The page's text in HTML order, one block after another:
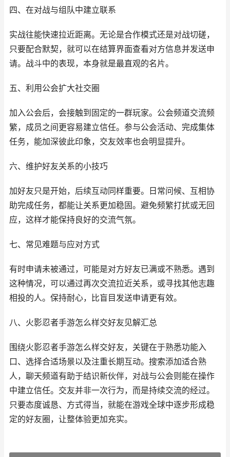
四、在对战与组队中建立联系
实战往能快速拉近距离。无论是合作模式还是对战切磋，
只要配合默契，就可以在结算界面查看对方信息并发送申
请。战斗中的表现，本身就是最直观的名片。
五、利用公会扩大社交圈
加入公会后，会接触到固定的一群玩家。公会频道交流频
繁，成员之间更容易建立信任。参与公会活动、完成集体
任务，能加深彼此印象，交友效率也会明显提升。
六、维护好友关系的小技巧
加好友只是开始，后续互动同样重要。日常问候、互相协
助完成任务，都能让关系更加稳固。避免频繁打扰或无回
应，这样才能保持良好的交流气氛。
七、常见难题与应对方式
有时申请未被通过，可能是对方好友已满或不熟悉。遇到
这种情况，可以通过再次交流拉近关系，或寻找其他志趣
相投的人。保持耐心，比盲目发送申请更有效。
八、火影忍者手游怎么样交好友见解汇总
围绕火影忍者手游怎么样交好友，关键在于熟悉功能入
口、选择合适场景以及注重长期互动。搜索添加适合熟
人，聊天频道有助于结识新伙伴，对战与公会则能在操作
中建立信任。交友并非一次行为，而是持续交流的经过。
只要态度诚恳、方式得当，就能在游戏全球中逐步形成稳
定的好友圈，让整体验更加充实。